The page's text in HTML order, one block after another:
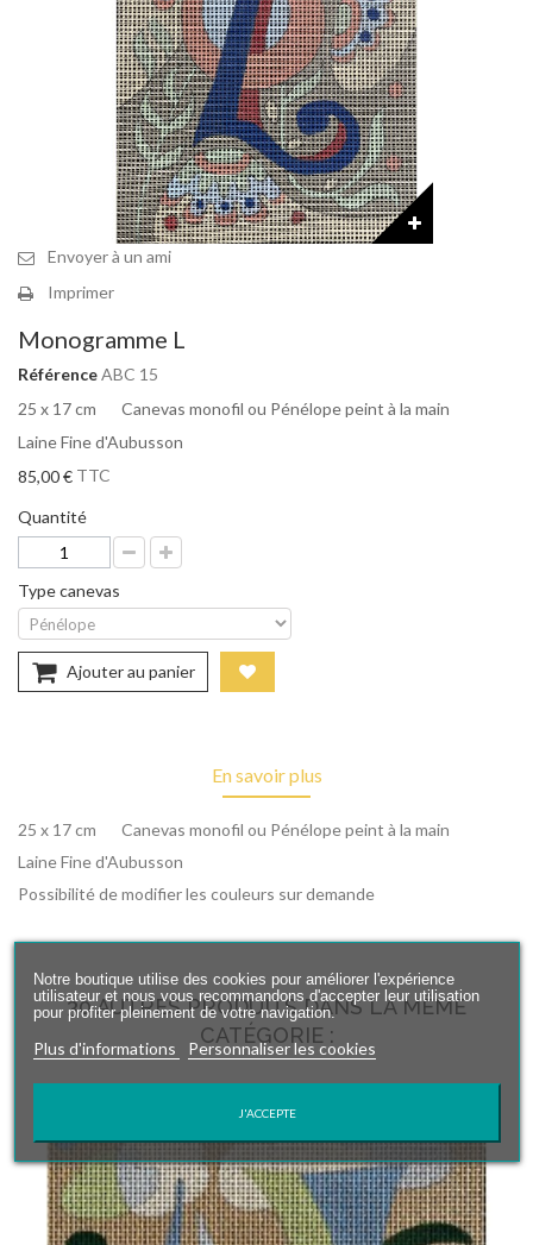
Envoyer à un ami
Imprimer
Monogramme L
RéférenceABC 15
25 x 17 cm Canevas monofil ou Pénélope peint à la main
Laine Fine d'Aubusson
85,00 € TTC
Quantité
Type canevas
Ajouter au panier
En savoir plus
25 x 17 cm Canevas monofil ou Pénélope peint à la main
Laine Fine d'Aubusson
Possibilité de modifier les couleurs sur demande
30 AUTRES PRODUITS DANS LA MÊME
CATÉGORIE :
Notre boutique utilise des cookies pour améliorer l'expérience
utilisateur et nous vous recommandons d'accepter leur utilisation
pour profiter pleinement de votre navigation.
Plus d'informations Personnaliser les cookies
J'ACCEPTE